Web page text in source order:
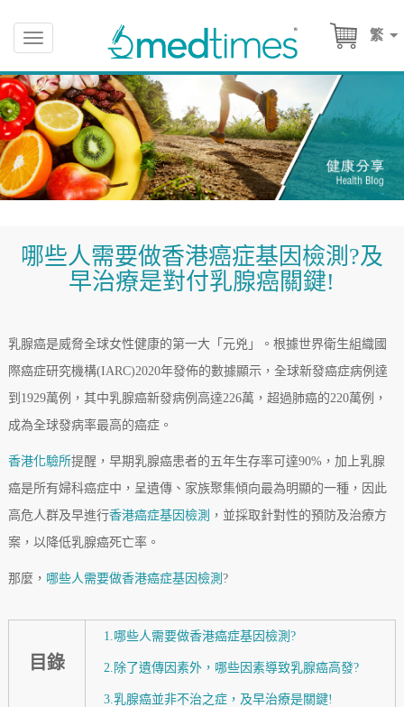
繁
Toggle
navigation
哪些人需要做香港癌症基因檢測?及
早治療是對付乳腺癌關鍵!
乳腺癌是威脅全球女性健康的第一大「元兇」。根據世界衛生組織國
際癌症研究機構(IARC)2020年發佈的數據顯示，全球新發癌症病例達
到1929萬例，其中乳腺癌新發病例高達226萬，超過肺癌的220萬例，
成為全球發病率最高的癌症。
香港化驗所提醒，早期乳腺癌患者的五年生存率可達90%，加上乳腺
癌是所有婦科癌症中，呈遺傳、家族聚集傾向最為明顯的一種，因此
高危人群及早進行香港癌症基因檢測 ，並採取針對性的預防及治療方
案，以降低乳腺癌死亡率。
那麼， 哪些人需要做香港癌症基因檢測 ?
目錄
1.哪些人需要做香港癌症基因檢測?
2.除了遺傳因素外，哪些因素導致乳腺癌高發?
3.乳腺癌並非不治之症，及早治療是關鍵!